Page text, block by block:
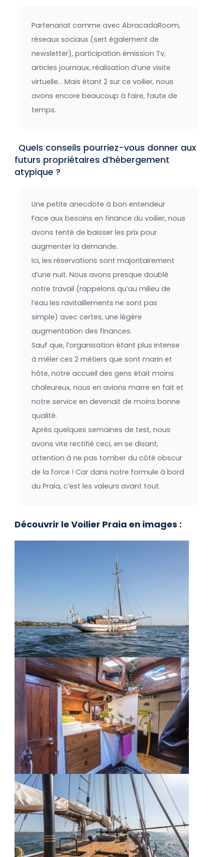
Partenariat comme avec AbracadaRoom,
réseaux sociaux (sert également de
newsletter), participation émission Tv,
articles journaux, réalisation d’une visite
virtuelle… Mais étant 2 sur ce voilier, nous
avons encore beaucoup à faire, faute de
temps.
Quels conseils pourriez-vous donner aux
futurs propriétaires d’hébergement
atypique ?
Une petite anecdote à bon entendeur
Face aux besoins en finance du voilier, nous
avons tenté de baisser les prix pour
augmenter la demande.
Ici, les réservations sont majoritairement
d’une nuit. Nous avons presque doublé
notre travail (rappelons qu’au milieu de
l’eau les ravitaillements ne sont pas
simple) avec certes, une légère
augmentation des finances.
Sauf que, l’organisation étant plus intense
à mêler ces 2 métiers que sont marin et
hôte, notre accueil des gens était moins
chaleureux, nous en avions marre en fait et
notre service en devenait de moins bonne
qualité.
Après quelques semaines de test, nous
avons vite rectifié ceci, en se disant,
attention à ne pas tomber du côté obscur
de la force ! Car dans notre formule à bord
du Praia, c’est les valeurs avant tout.
Découvrir le Voilier Praia en images :